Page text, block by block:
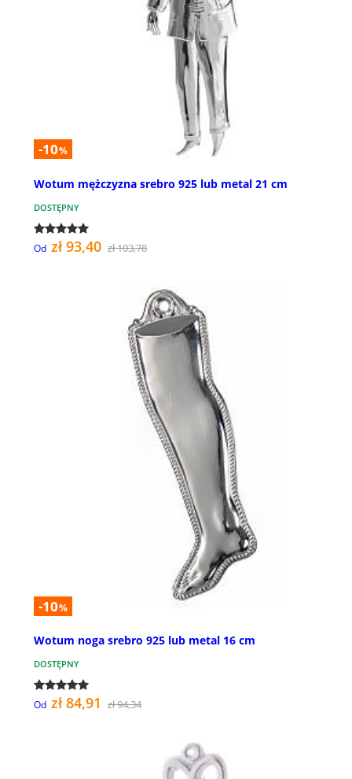
-10%
Wotum mężczyzna srebro 925 lub metal 21 cm
DOSTĘPNY
Od zł 93,40 zł 103,78
-10%
Wotum noga srebro 925 lub metal 16 cm
DOSTĘPNY
Od zł 84,91 zł 94,34